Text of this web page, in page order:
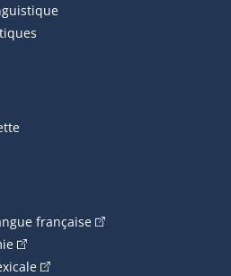
française(Cet hyperlien
(Cet hyperlien externe s'ouvrira
(Cet hyperlien externe